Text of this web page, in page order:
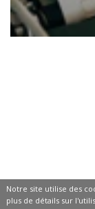
Notre site utilise des
plus de détails sur